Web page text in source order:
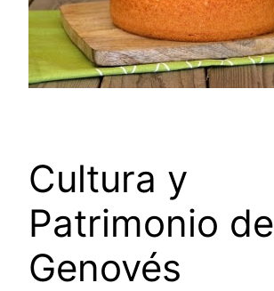
Cultura y
Patrimonio de
Genovés